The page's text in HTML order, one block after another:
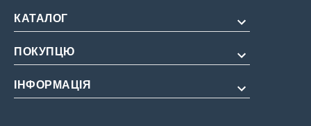
КАТАЛОГ
Для потенції
Для подовження
ПОКУПЦЮ
Про нас
ІНФОРМАЦІЯ